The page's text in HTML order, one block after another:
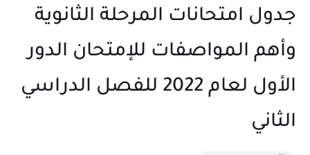
جدول امتحانات المرحلة الثانوية
وأهم المواصفات للإمتحان الدور
الأول لعام 2022 للفصل الدراسي
الثاني